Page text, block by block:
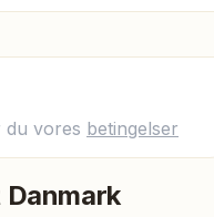
du vores betingelser